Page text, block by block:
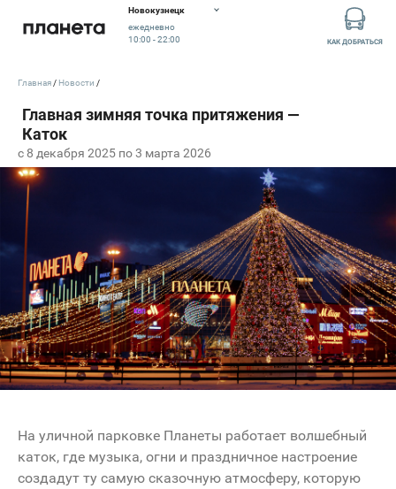
Новокузнецк
ежедневно
10:00 - 22:00
КАК ДОБРАТЬСЯ
c 8 декабря 2025 по 3 марта 2026
Главная Новости
На уличной парковке Планеты работает волшебный
каток, где музыка, огни и праздничное настроение
создадут ту самую сказочную атмосферу, которую